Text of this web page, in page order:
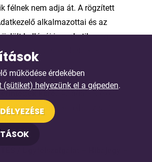
működése érdekében
helyezünk el a gépeden.
félnek nem adja át. A rögzített
alkalmazottai és az
kollégái ismerhetik meg.
elmaradásának lehetséges
érintettek köre:
partnerek felhasználói által